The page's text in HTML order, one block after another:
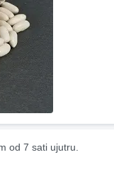
od 7 sati ujutru.